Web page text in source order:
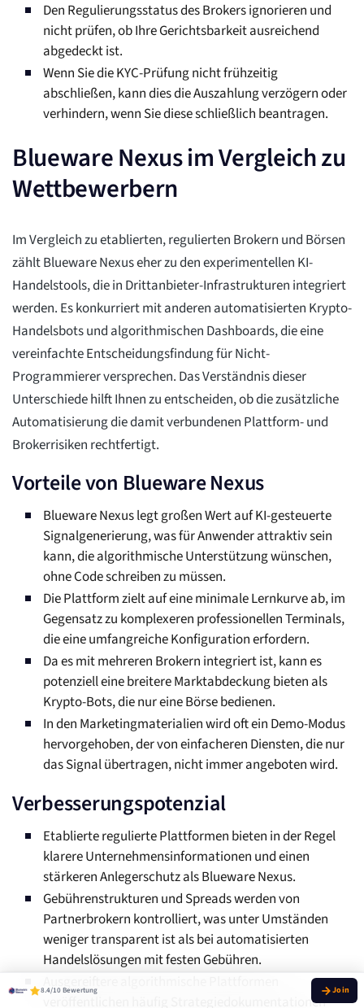
Den Regulierungsstatus des Brokers ignorieren und
nicht prüfen, ob Ihre Gerichtsbarkeit ausreichend
abgedeckt ist.
Wenn Sie die KYC-Prüfung nicht frühzeitig
abschließen, kann dies die Auszahlung verzögern oder
verhindern, wenn Sie diese schließlich beantragen.
Blueware Nexus im Vergleich zu
Wettbewerbern
Im Vergleich zu etablierten, regulierten Brokern und Börsen
zählt Blueware Nexus eher zu den experimentellen KI-
Handelstools, die in Drittanbieter-Infrastrukturen integriert
werden. Es konkurriert mit anderen automatisierten Krypto-
Handelsbots und algorithmischen Dashboards, die eine
vereinfachte Entscheidungsfindung für Nicht-
Programmierer versprechen. Das Verständnis dieser
Unterschiede hilft Ihnen zu entscheiden, ob die zusätzliche
Automatisierung die damit verbundenen Plattform- und
Brokerrisiken rechtfertigt.
Vorteile von Blueware Nexus
Blueware Nexus legt großen Wert auf KI-gesteuerte
Signalgenerierung, was für Anwender attraktiv sein
kann, die algorithmische Unterstützung wünschen,
ohne Code schreiben zu müssen.
Die Plattform zielt auf eine minimale Lernkurve ab, im
Gegensatz zu komplexeren professionellen Terminals,
die eine umfangreiche Konfiguration erfordern.
Da es mit mehreren Brokern integriert ist, kann es
potenziell eine breitere Marktabdeckung bieten als
Krypto-Bots, die nur eine Börse bedienen.
In den Marketingmaterialien wird oft ein Demo-Modus
hervorgehoben, der von einfacheren Diensten, die nur
das Signal übertragen, nicht immer angeboten wird.
Verbesserungspotenzial
Etablierte regulierte Plattformen bieten in der Regel
klarere Unternehmensinformationen und einen
stärkeren Anlegerschutz als Blueware Nexus.
Gebührenstrukturen und Spreads werden von
Partnerbrokern kontrolliert, was unter Umständen
weniger transparent ist als bei automatisierten
Handelslösungen mit festen Gebühren.
Ausgereiftere algorithmische Plattformen
veröffentlichen häufig Strategiedokumentationen
8.4/10 Bewertung